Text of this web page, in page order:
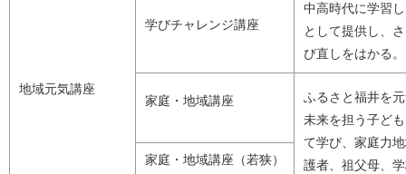
地域元気講座
学びチャレンジ講座
中高時代に学習
として提供し、
び直しをはかる。
家庭・地域講座
ふるさと福井を
未来を担う子ど
て学び、家庭力
護者、祖父母、
家庭・地域講座（若狭）